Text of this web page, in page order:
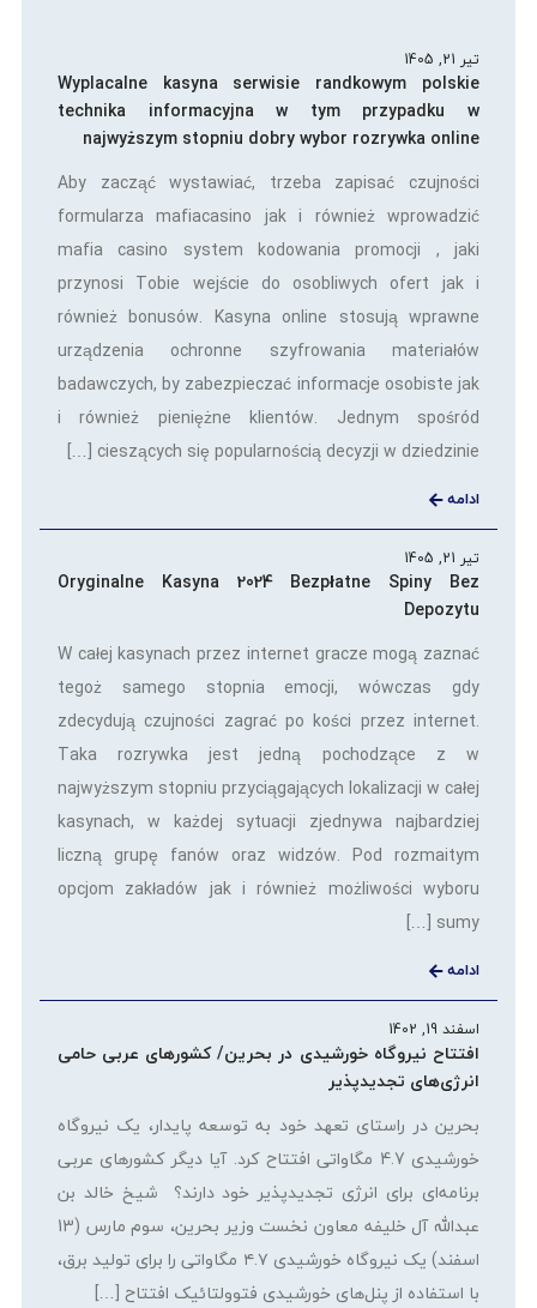
تیر 21, 1405
Wyplacalne kasyna serwisie randkowym polskie
technika informacyjna w tym przypadku w
najwyższym stopniu dobry wybor rozrywka online
Aby zacząć wystawiać, trzeba zapisać czujności
formularza mafiacasino jak i również wprowadzić
mafia casino system kodowania promocji , jaki
przynosi Tobie wejście do osobliwych ofert jak i
również bonusów. Kasyna online stosują wprawne
urządzenia ochronne szyfrowania materiałów
badawczych, by zabezpieczać informacje osobiste jak
i również pieniężne klientów. Jednym spośród
cieszących się popularnością decyzji w dziedzinie […]
ادامه
تیر 21, 1405
Oryginalne Kasyna 2024 Bezpłatne Spiny Bez
Depozytu
W całej kasynach przez internet gracze mogą zaznać
tegoż samego stopnia emocji, wówczas gdy
zdecydują czujności zagrać po kości przez internet.
Taka rozrywka jest jedną pochodzące z w
najwyższym stopniu przyciągających lokalizacji w całej
kasynach, w każdej sytuacji zjednywa najbardziej
liczną grupę fanów oraz widzów. Pod rozmaitym
opcjom zakładów jak i również możliwości wyboru
sumy […]
ادامه
اسفند 19, 1402
افتتاح نیروگاه خورشیدی در بحرین/ کشورهای عربی حامی
انرژی‌های تجدیدپذیر
بحرین در راستای تعهد خود به توسعه پایدار، یک نیروگاه
خورشیدی 4.7 مگاواتی افتتاح کرد. آیا دیگر کشورهای عربی
برنامه‌ای برای انرژی تجدیدپذیر خود دارند؟ شیخ خالد بن
عبدالله آل خلیفه معاون نخست وزیر بحرین، سوم مارس (13
اسفند) یک نیروگاه خورشیدی ۴.۷ مگاواتی را برای تولید برق،
با استفاده از پنل‌های خورشیدی فتوولتائیک افتتاح […]